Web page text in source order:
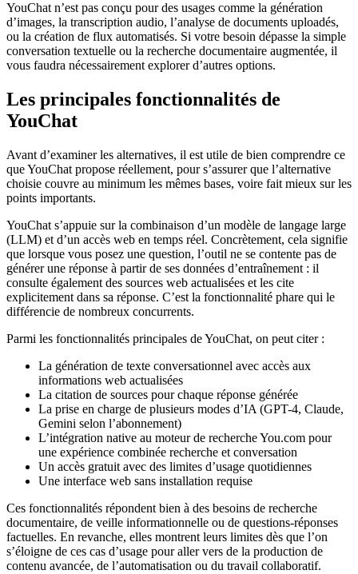
YouChat n’est pas conçu pour des usages comme la génération
d’images, la transcription audio, l’analyse de documents uploadés,
ou la création de flux automatisés. Si votre besoin dépasse la simple
conversation textuelle ou la recherche documentaire augmentée, il
vous faudra nécessairement explorer d’autres options.
Les principales fonctionnalités de
YouChat
Avant d’examiner les alternatives, il est utile de bien comprendre ce
que YouChat propose réellement, pour s’assurer que l’alternative
choisie couvre au minimum les mêmes bases, voire fait mieux sur les
points importants.
YouChat s’appuie sur la combinaison d’un modèle de langage large
(LLM) et d’un accès web en temps réel. Concrètement, cela signifie
que lorsque vous posez une question, l’outil ne se contente pas de
générer une réponse à partir de ses données d’entraînement : il
consulte également des sources web actualisées et les cite
explicitement dans sa réponse. C’est la fonctionnalité phare qui le
différencie de nombreux concurrents.
Parmi les fonctionnalités principales de YouChat, on peut citer :
La génération de texte conversationnel avec accès aux
informations web actualisées
La citation de sources pour chaque réponse générée
La prise en charge de plusieurs modes d’IA (GPT-4, Claude,
Gemini selon l’abonnement)
L’intégration native au moteur de recherche You.com pour
une expérience combinée recherche et conversation
Un accès gratuit avec des limites d’usage quotidiennes
Une interface web sans installation requise
Ces fonctionnalités répondent bien à des besoins de recherche
documentaire, de veille informationnelle ou de questions-réponses
factuelles. En revanche, elles montrent leurs limites dès que l’on
s’éloigne de ces cas d’usage pour aller vers de la production de
contenu avancée, de l’automatisation ou du travail collaboratif.